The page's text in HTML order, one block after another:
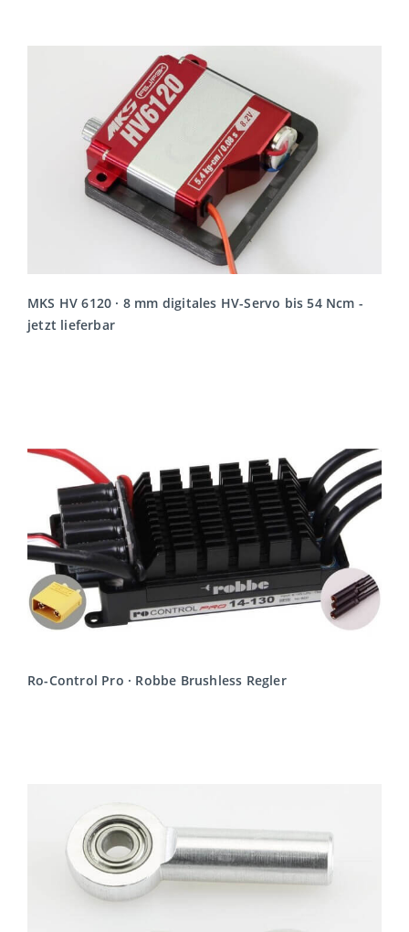
MKS HV 6120 · 8 mm digitales HV-Servo bis 54 Ncm -
jetzt lieferbar
Ro-Control Pro · Robbe Brushless Regler